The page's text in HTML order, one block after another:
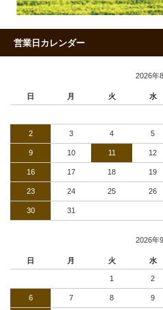
営業日カレンダー
2026年
日 月 火 水
2 3 4 5
9 10 11 12
16 17 18 19
23 24 25 26
30 31
2026年
日 月 火 水
1 2
6 7 8 9